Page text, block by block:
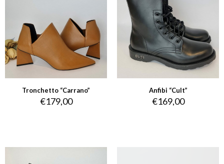
Tronchetto “Carrano”
€179,00
Anfibi “Cult”
€169,00